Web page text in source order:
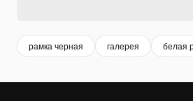
рамка черная галерея белая